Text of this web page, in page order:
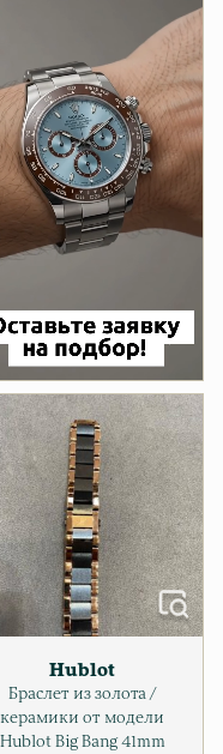
Hublot
Браслет из золота /
керамики от модели
Hublot Big Bang 41mm